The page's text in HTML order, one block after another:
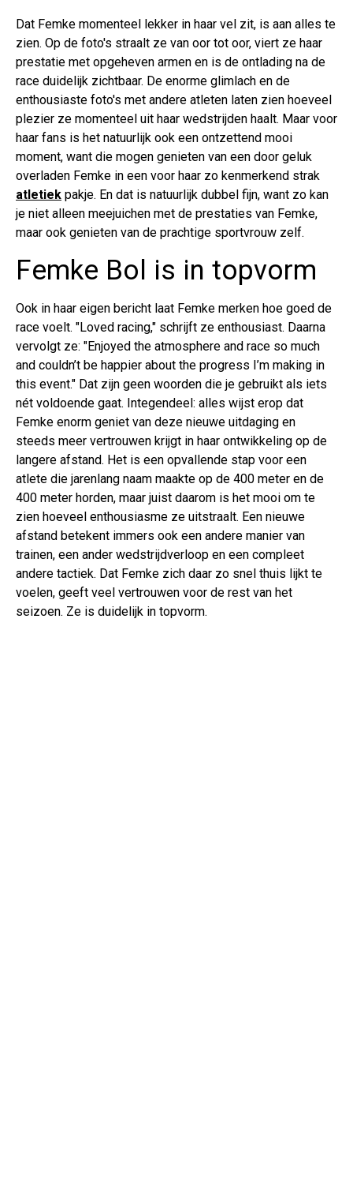
Dat Femke momenteel lekker in haar vel zit, is aan alles te
zien. Op de foto's straalt ze van oor tot oor, viert ze haar
prestatie met opgeheven armen en is de ontlading na de
race duidelijk zichtbaar. De enorme glimlach en de
enthousiaste foto's met andere atleten laten zien hoeveel
plezier ze momenteel uit haar wedstrijden haalt. Maar voor
haar fans is het natuurlijk ook een ontzettend mooi
moment, want die mogen genieten van een door geluk
overladen Femke in een voor haar zo kenmerkend strak
atletiek pakje. En dat is natuurlijk dubbel fijn, want zo kan
je niet alleen meejuichen met de prestaties van Femke,
maar ook genieten van de prachtige sportvrouw zelf.
Femke Bol is in topvorm
Ook in haar eigen bericht laat Femke merken hoe goed de
race voelt. "Loved racing," schrijft ze enthousiast. Daarna
vervolgt ze: "Enjoyed the atmosphere and race so much
and couldn’t be happier about the progress I’m making in
this event." Dat zijn geen woorden die je gebruikt als iets
nét voldoende gaat. Integendeel: alles wijst erop dat
Femke enorm geniet van deze nieuwe uitdaging en
steeds meer vertrouwen krijgt in haar ontwikkeling op de
langere afstand. Het is een opvallende stap voor een
atlete die jarenlang naam maakte op de 400 meter en de
400 meter horden, maar juist daarom is het mooi om te
zien hoeveel enthousiasme ze uitstraalt. Een nieuwe
afstand betekent immers ook een andere manier van
trainen, een ander wedstrijdverloop en een compleet
andere tactiek. Dat Femke zich daar zo snel thuis lijkt te
voelen, geeft veel vertrouwen voor de rest van het
seizoen. Ze is duidelijk in topvorm.